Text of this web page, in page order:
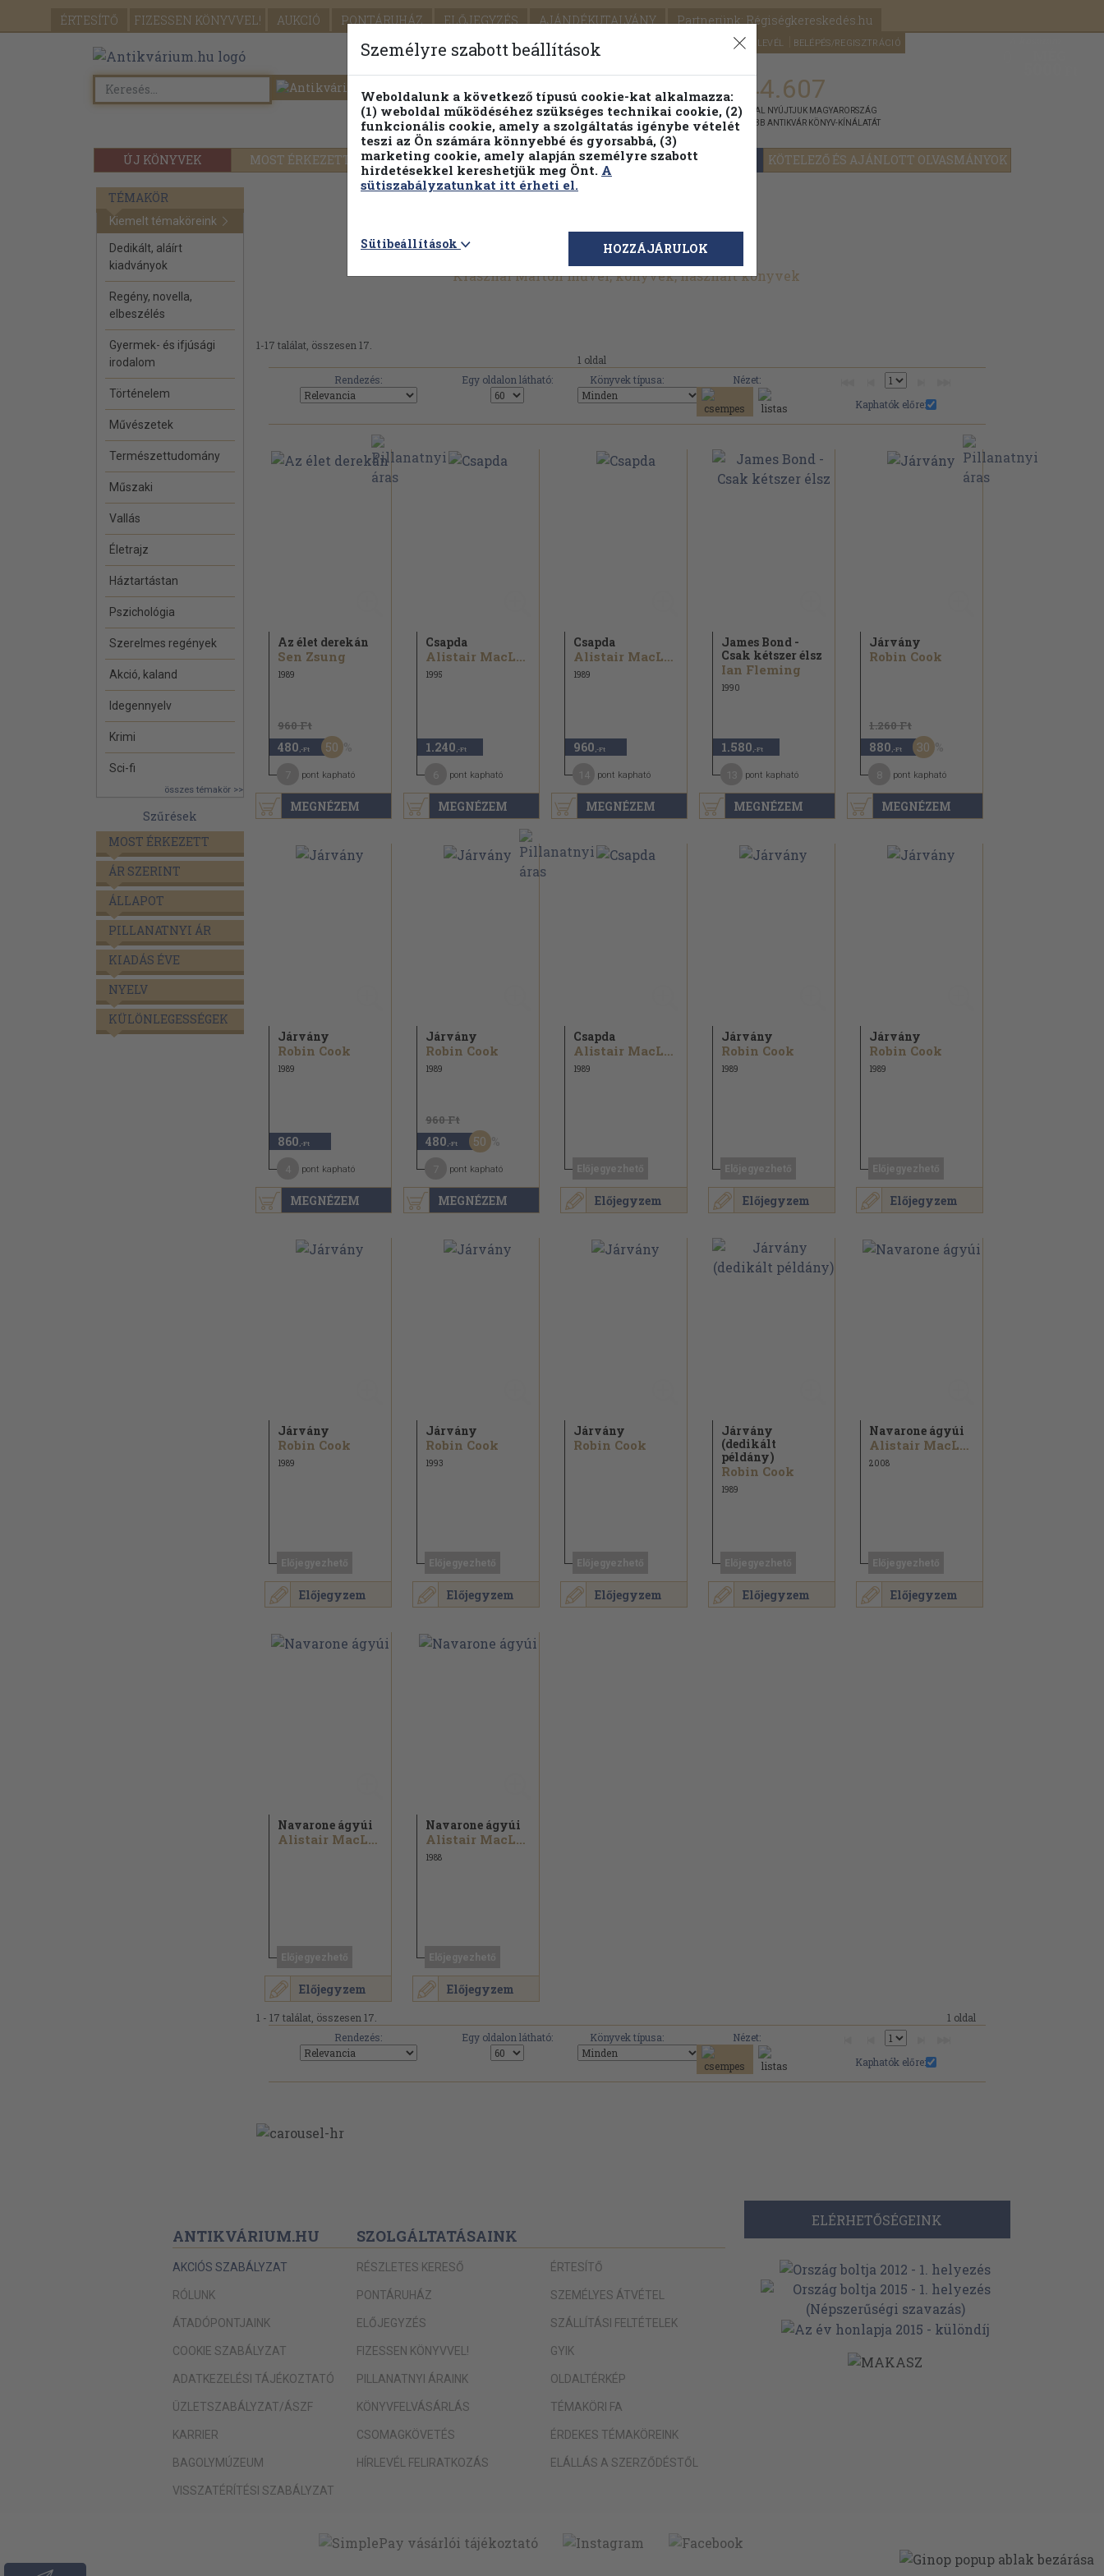
ÉRTESÍTŐ FIZESSEN KÖNYVVEL! AUKCIÓ PONTÁRUHÁZ ELŐJEGYZÉS AJÁNDÉKUTALVÁNY Partnerünk: Régiségkereskedés.hu
SEGÍTSÉG HÍRLEVÉL BELÉPÉS/REGISZTRÁCIÓ
ÚJ KÖNYVEK MOST ÉRKEZETT PILLANATNYI ÁRAINK FENNTARTHATÓ OLVASMÁNYOK KÖTELEZŐ ÉS AJÁNLOTT OLVASMÁNYOK
Részletes kereső Témaköri fa 1.144.607
KIADVÁNNYAL NYÚJTJUK MAGYARORSZÁG
LEGNAGYOBB ANTIKVÁR KÖNYV-KÍNÁLATÁT
TÉMAKÖR
Kiemelt témaköreink
Dedikált, aláírt
kiadványok
Regény, novella,
elbeszélés
Gyermek- és ifjúsági
irodalom
Történelem
Művészetek
Természettudomány
Műszaki
Vallás
Életrajz
Háztartástan
Pszichológia
Szerelmes regények
Akció, kaland
Idegennyelv
Krimi
Sci-fi
összes témakör >>
Szűrések
MOST ÉRKEZETT
ÁR SZERINT
ÁLLAPOT
PILLANATNYI ÁR
KIADÁS ÉVE
NYELV
KÜLÖNLEGESSÉGEK
Krasznai Márton művei, könyvek, használt könyvek
1-17 találat, összesen 17.
1 oldal
Rendezés:
Egy oldalon látható: Könyvek típusa:
Nézet:
Kaphatók előre:
MEGNÉZEM
Az élet derekán
Sen Zsung
1989
960 Ft
480 ,-Ft 50
pont kapható
MEGNÉZEM
Csapda
Alistair MacLean
1995
1.240 ,-Ft
pont kapható
MEGNÉZEM
Csapda
Alistair MacLean
1989
960 ,-Ft
pont kapható
MEGNÉZEM
James Bond -
Csak kétszer élsz
Ian Fleming
1990
1.580 ,-Ft
pont kapható
MEGNÉZEM
Járvány
Robin Cook
1.260 Ft
880 ,-Ft 30
pont kapható
MEGNÉZEM
Járvány
Robin Cook
1989
860 ,-Ft
pont kapható
MEGNÉZEM
Járvány
Robin Cook
1989
960 Ft
480 ,-Ft 50
pont kapható
Előjegyzem
Csapda
Alistair MacLean
1989
Előjegyzem
Járvány
Robin Cook
1989
Előjegyzem
Járvány
Robin Cook
1989
Előjegyzem
Járvány
Robin Cook
1989
Előjegyzem
Járvány
Robin Cook
1993
Előjegyzem
Járvány
Robin Cook
Előjegyzem
Járvány
(dedikált
példány)
Robin Cook
1989
Előjegyzem
Navarone ágyúi
Alistair MacLean
2008
Előjegyzem
Navarone ágyúi
Alistair MacLean
Előjegyzem
Navarone ágyúi
Alistair MacLean
1988
1 - 17 találat, összesen 17.
1 oldal
Rendezés:
Egy oldalon látható: Könyvek típusa:
Nézet:
Kaphatók előre:
ANTIKVÁRIUM.HU
AKCIÓS SZABÁLYZAT
RÓLUNK
ÁTADÓPONTJAINK
COOKIE SZABÁLYZAT
ADATKEZELÉSI TÁJÉKOZTATÓ
ÜZLETSZABÁLYZAT/ÁSZF
KARRIER
BAGOLYMÚZEUM
VISSZATÉRÍTÉSI SZABÁLYZAT
SZOLGÁLTATÁSAINK
RÉSZLETES KERESŐ
PONTÁRUHÁZ
ELŐJEGYZÉS
FIZESSEN KÖNYVVEL!
PILLANATNYI ÁRAINK
KÖNYVFELVÁSÁRLÁS
CSOMAGKÖVETÉS
HÍRLEVÉL FELIRATKOZÁS
ÉRTESÍTŐ
SZEMÉLYES ÁTVÉTEL
SZÁLLÍTÁSI FELTÉTELEK
GYIK
OLDALTÉRKÉP
TÉMAKÖRI FA
ÉRDEKES TÉMAKÖREINK
ELÁLLÁS A SZERZŐDÉSTŐL
ELÉRHETŐSÉGEINK
Személyre szabott beállítások
Weboldalunk a következő típusú cookie-kat alkalmazza:
(1) weboldal működéséhez szükséges technikai cookie, (2)
funkcionális cookie, amely a szolgáltatás igénybe vételét
teszi az Ön számára könnyebbé és gyorsabbá, (3)
marketing cookie, amely alapján személyre szabott
hirdetésekkel kereshetjük meg Önt. A
sütiszabályzatunkat itt érheti el.
Sütibeállítások HOZZÁJÁRULOK